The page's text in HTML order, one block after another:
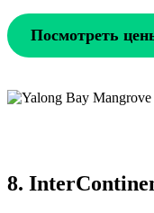
Посмотреть
8.